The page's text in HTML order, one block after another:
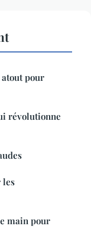
pour
révolutionne
les
main pour